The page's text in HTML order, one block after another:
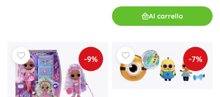
Al carrello
-9% -7%